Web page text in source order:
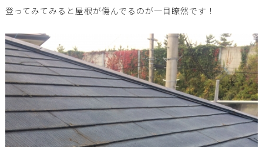
登ってみてみると屋根が傷んでるのが一目瞭然です！